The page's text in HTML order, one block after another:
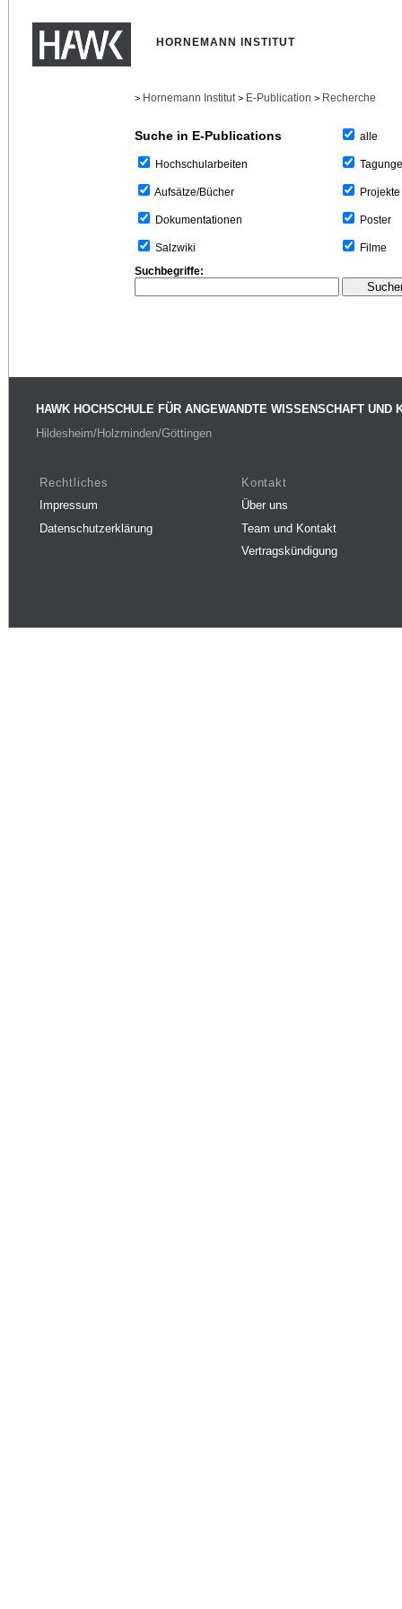
HORNEMANN INSTITUT
> Hornemann Institut > E-Publication > Recherche
Suche in E-Publications
Hochschularbeiten
Aufsätze/Bücher
Dokumentationen
Salzwiki
alle
Projekte
Poster
Filme
Suchbegriffe:
HAWK HOCHSCHULE FÜR ANGEWANDTE WISSENSCHAFT UND
Hildesheim/Holzminden/Göttingen
Rechtliches
Impressum
Datenschutzerklärung
Kontakt
Über uns
Team und Kontakt
Vertragskündigung